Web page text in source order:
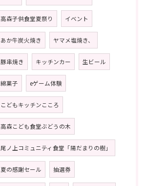
高森子供食堂夏祭り イベント
あか牛炭火焼き ヤマメ塩焼き、
豚串焼き キッチンカー 生ビール
綿菓子 eゲーム体験
こどもキッチンこころ
高森こども食堂ぶどうの木
尾ノ上コミュニティ食堂「陽だまりの樹」
夏の感謝セール 抽選券